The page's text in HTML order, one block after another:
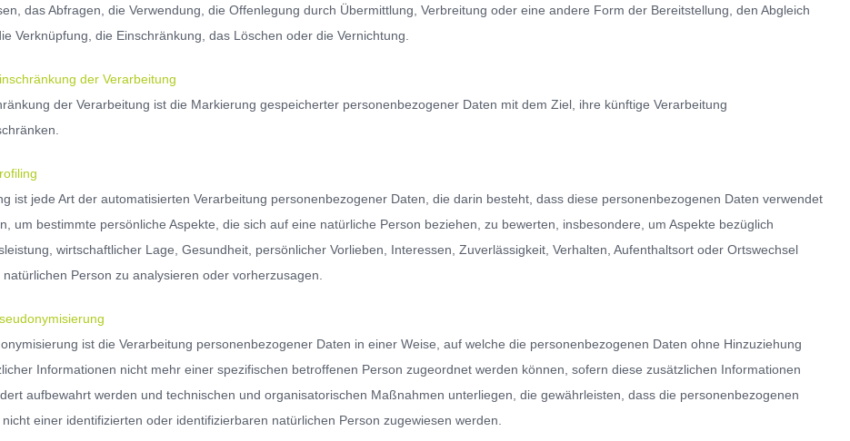
das Abfragen, die Verwendung, die Offenlegung durch Übermittlung, Verbreitung oder eine andere Form der Bereitstellung, den Abgleich
Verknüpfung, die Einschränkung, das Löschen oder die Vernichtung.
der Verarbeitung
der Verarbeitung ist die Markierung gespeicherter personenbezogener Daten mit dem Ziel, ihre künftige Verarbeitung
ist jede Art der automatisierten Verarbeitung personenbezogener Daten, die darin besteht, dass diese personenbezogenen Daten verwendet
um bestimmte persönliche Aspekte, die sich auf eine natürliche Person beziehen, zu bewerten, insbesondere, um Aspekte bezüglich
wirtschaftlicher Lage, Gesundheit, persönlicher Vorlieben, Interessen, Zuverlässigkeit, Verhalten, Aufenthaltsort oder Ortswechsel
natürlichen Person zu analysieren oder vorherzusagen.
ist die Verarbeitung personenbezogener Daten in einer Weise, auf welche die personenbezogenen Daten ohne Hinzuziehung
Informationen nicht mehr einer spezifischen betroffenen Person zugeordnet werden können, sofern diese zusätzlichen Informationen
aufbewahrt werden und technischen und organisatorischen Maßnahmen unterliegen, die gewährleisten, dass die personenbezogenen
nicht einer identifizierten oder identifizierbaren natürlichen Person zugewiesen werden.